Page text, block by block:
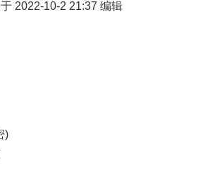
2022-10-2 21:37 编辑
)